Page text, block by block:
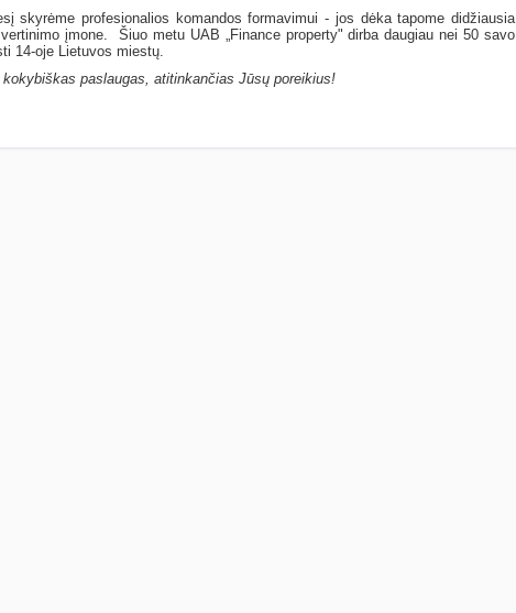
skyrėme profesionalios komandos formavimui - jos dėka tapome didžiausia
įmone. Šiuo metu UAB „Finance property" dirba daugiau nei 50 savo
14-oje Lietuvos miestų.
paslaugas, atitinkančias Jūsų poreikius!